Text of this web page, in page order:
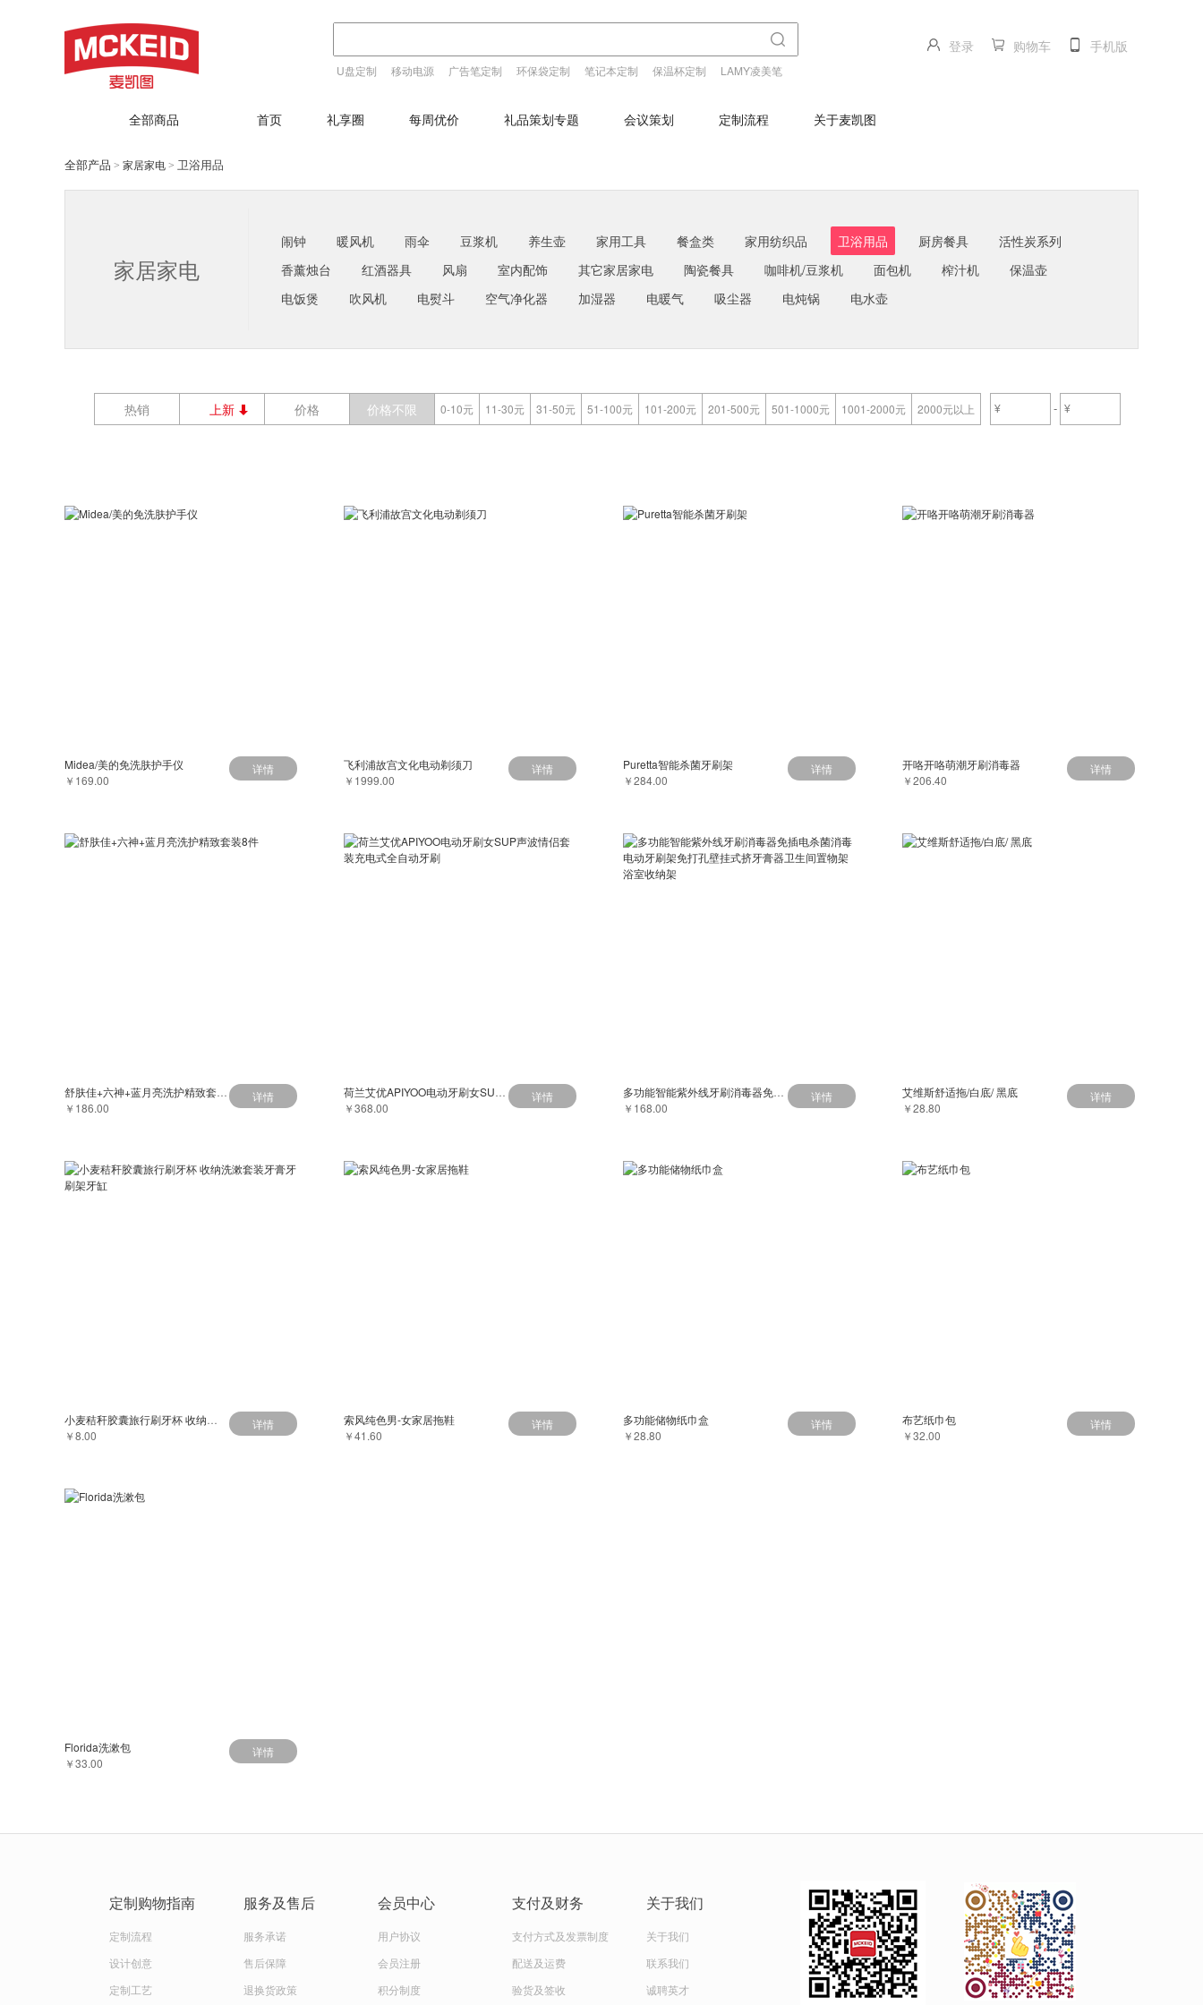
U盘定制 移动电源 广告笔定制 环保袋定制 笔记本定制 保温杯定制
LAMY凌美笔
登录 购物车 手机版
全部商品 首页 礼享圈 每周优价 礼品策划专题 会议策划 定制流程 关于麦凯图
全部产品 > 家居家电 > 卫浴用品
家居家电
闹钟 暖风机 雨伞 豆浆机 养生壶 家用工具 餐盒类 家用纺织品 卫浴用品 厨房餐具
活性炭系列
香薰烛台
红酒器具 风扇 室内配饰 其它家居家电 陶瓷餐具 咖啡机/豆浆机 面包机 榨汁机
保温壶
电饭煲
吹风机 电熨斗 空气净化器 加湿器 电暖气 吸尘器 电炖锅 电水壶
热销 上新 价格 价格不限 0-10元 11-30元 31-50元 51-100元 101-200元 201-500元 501-1000元 1001-2000元 2000元以上 -
Midea/美的免洗肤护手仪
￥169.00
详情
飞利浦故宫文化电动剃须刀
￥1999.00
详情
Puretta智能杀菌牙刷架
￥284.00
详情
开咯开咯萌潮牙刷消毒器
￥206.40
详情
￥186.00
详情
￥368.00
详情
￥168.00
详情
艾维斯舒适拖/白底/ 黑底
￥28.80
详情
￥8.00
详情
索风纯色男-女家居拖鞋
￥41.60
详情
多功能储物纸巾盒
￥28.80
详情
布艺纸巾包
￥32.00
详情
Florida洗漱包
￥33.00
详情
定制购物指南
定制流程
设计创意
定制工艺
服务及售后
服务承诺
售后保障
退换货政策
会员中心
用户协议
会员注册
积分制度
支付及财务
支付方式及发票制度
配送及运费
验货及签收
关于我们
关于我们
联系我们
诚聘英才